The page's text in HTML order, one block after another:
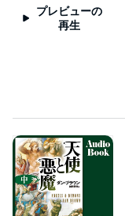
プレビューの
再生